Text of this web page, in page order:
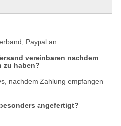
Paypal an.
vereinbaren nachdem
zu haben?
nachdem Zahlung empfangen
angefertigt?